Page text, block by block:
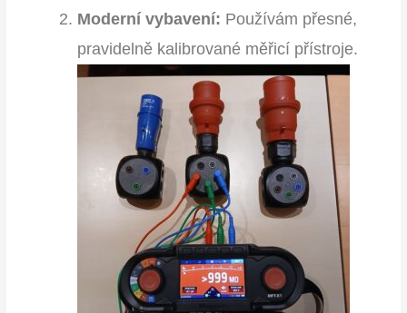
Moderní vybavení: Používám přesné,
pravidelně kalibrované měřicí přístroje.